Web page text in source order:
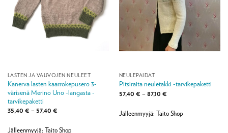
LASTEN JA VAUVOJEN NEULEET
Kanerva lasten kaarrokepusero 3-
värisenä Merino Uno -langasta -
tarvikepaketti
35,40 € – 57,40 €Hintaluokka:
57,40 €
Jälleenmyyjä: Taito Shop
NEULEPAIDAT
Pitsiraita neuletakki -tarvikepaketti
57,40 € – 87,10 €Hintaluokka:
87,10 €
Jälleenmyyjä: Taito Shop